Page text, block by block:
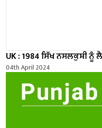
UK : 1984 ਸਿੱਖ ਨਸਲਕੁਸ਼ੀ ਨੂੰ
04th April 2024